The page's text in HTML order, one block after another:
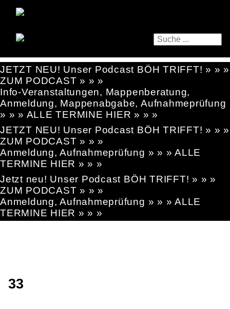
JETZT NEU! Unser Podcast BÖH TRIFFT! » » »
ZUM PODCAST » » »
Info-Veranstaltungen, Mappenberatung,
Anmeldung, Mappenabgabe, Aufnahmeprüfung
» » » ALLE TERMINE HIER » » »
JETZT NEU! Unser Podcast BÖH TRIFFT! » » »
ZUM PODCAST » » »
Anmeldung, Aufnahmeprüfung » » » ALLE
TERMINE HIER » » »
Jetzt neu! Unser Podcast BÖH TRIFFT! » » »
ZUM PODCAST » » »
Anmeldung, Aufnahmeprüfung » » » ALLE
TERMINE HIER » » »
33